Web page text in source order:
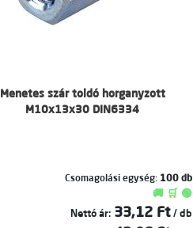
Menetes szár toldó horganyzott
M10x13x30 DIN6334
Csomagolási egység: 100 db
🚚 🛒 🟢
Nettó ár: 33,12 Ft / db